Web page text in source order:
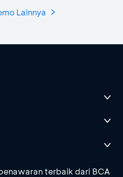
Lainnya
terbaik dari BCA